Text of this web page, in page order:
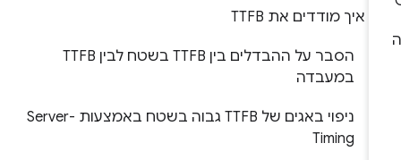
איך מודדים את TTFB
הסבר על ההבדלים בין TTFB בשטח לבין TTFB
במעבדה
ניפוי באגים של TTFB גבוה בשטח באמצעות Server-
Timing